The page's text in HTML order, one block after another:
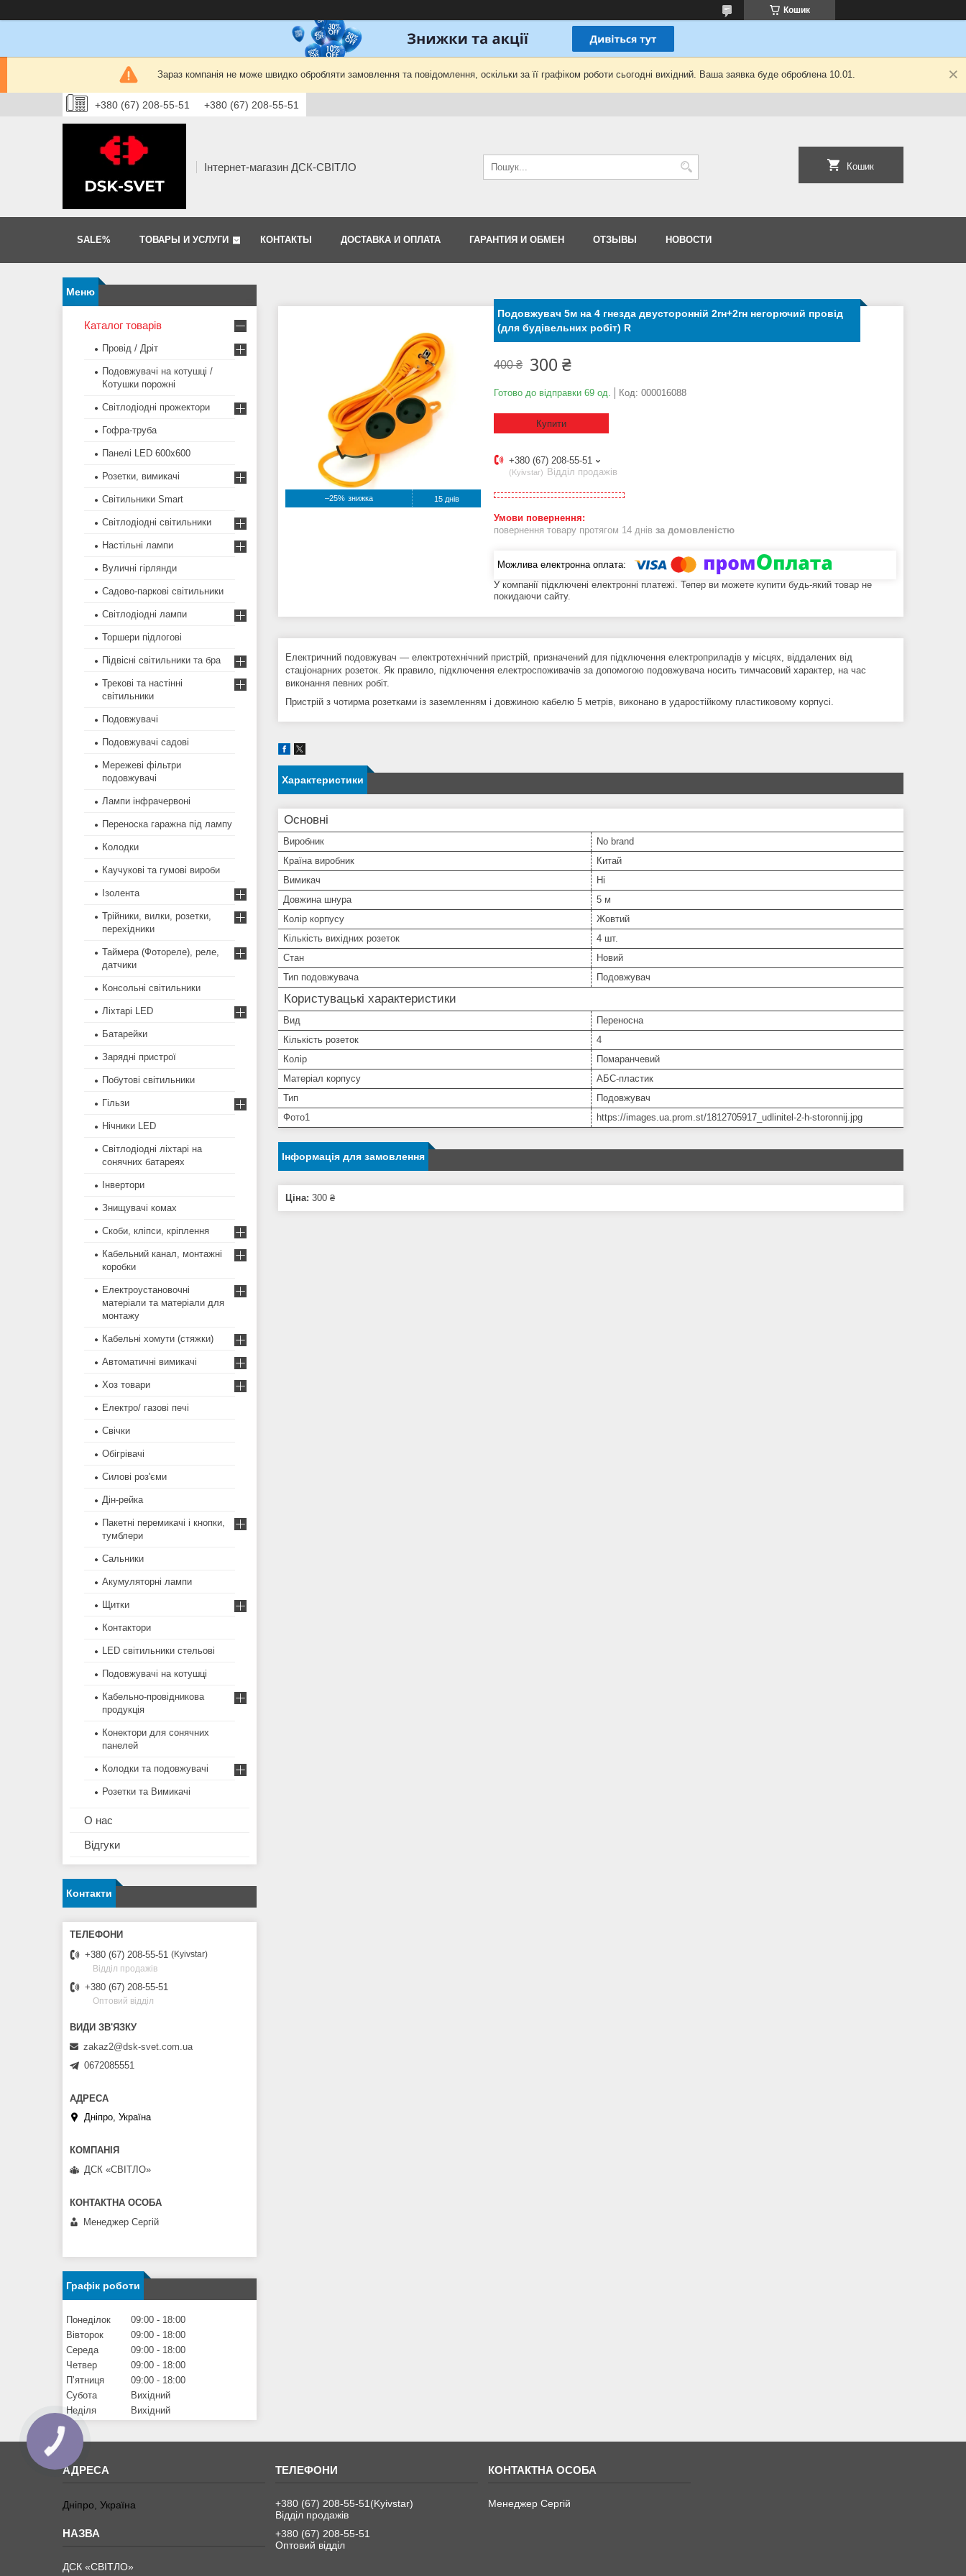
Кошик
Зараз компанія не може швидко обробляти замовлення та повідомлення, оскільки за її графіком роботи сьогодні вихідний. Ваша заявка буде оброблена 10.01.
+380 (67) 208-55-51 +380 (67) 208-55-51
Інтернет-магазин ДСК-СВІТЛО Кошик
SALE% ТОВАРЫ И УСЛУГИ КОНТАКТЫ ДОСТАВКА И ОПЛАТА ГАРАНТИЯ И ОБМЕН ОТЗЫВЫ НОВОСТИ
–25% 15 днів
Подовжувач 5м на 4 гнезда двусторонній 2rн+2rн негорючий провід
(для будівельних робіт) R
400 ₴ 300 ₴
Готово до відправки 69 од. Код: 000016088
Купити
+380 (67) 208-55-51
Kyivstar Відділ продажів
повернення товару протягом 14 днів за домовленістю
У компанії підключені електронні платежі. Тепер ви можете купити будь-який товар не
покидаючи сайту.
Електричний подовжувач — електротехнічний пристрій, призначений для підключення електроприладів у місцях, віддалених від
стаціонарних розеток. Як правило, підключення електроспоживачів за допомогою подовжувача носить тимчасовий характер, на час
виконання певних робіт.
Пристрій з чотирма розетками із заземленням і довжиною кабелю 5 метрів, виконано в ударостійкому пластиковому корпусі.
Характеристики
Основні
Виробник
No brand
Країна виробник
Китай
Вимикач
Ні
Довжина шнура
5 м
Колір корпусу
Жовтий
Кількість вихідних розеток
4 шт.
Стан
Новий
Тип подовжувача
Подовжувач
Користувацькі характеристики
Вид
Переносна
Кількість розеток
4
Колір
Помаранчевий
Матеріал корпусу
АБС-пластик
Тип
Подовжувач
Фото1
https://images.ua.prom.st/1812705917_udlinitel-2-h-storonnij.jpg
Інформація для замовлення
Ціна: 300 ₴
Каталог товарів
Провід / Дріт
Подовжувачі на котушці /
Котушки порожні
Світлодіодні прожектори
Гофра-труба
Панелі LED 600х600
Розетки, вимикачі
Світильники Smart
Світлодіодні світильники
Настільні лампи
Вуличні гірлянди
Садово-паркові світильники
Світлодіодні лампи
Торшери підлогові
Підвісні світильники та бра
Трекові та настінні
світильники
Подовжувачі
Подовжувачі садові
Мережеві фільтри
подовжувачі
Лампи інфрачервоні
Переноска гаражна під лампу
Колодки
Каучукові та гумові вироби
Ізолента
Трійники, вилки, розетки,
перехідники
Таймера (Фотореле), реле,
датчики
Консольні світильники
Ліхтарі LED
Батарейки
Зарядні пристрої
Побутові світильники
Гільзи
Нічники LED
Світлодіодні ліхтарі на
сонячних батареях
Інвертори
Знищувачі комах
Скоби, кліпси, кріплення
Кабельний канал, монтажні
коробки
Електроустановочні
матеріали та матеріали для
монтажу
Кабельні хомути (стяжки)
Автоматичні вимикачі
Хоз товари
Електро/ газові печі
Свічки
Обігрівачі
Силові роз'єми
Дін-рейка
Пакетні перемикачі і кнопки,
тумблери
Сальники
Акумуляторні лампи
Щитки
Контактори
LED світильники стельові
Подовжувачі на котушці
Кабельно-провідникова
продукція
Конектори для сонячних
панелей
Колодки та подовжувачі
Розетки та Вимикачі
О нас
Відгуки
Контакти
+380 (67) 208-55-51
Kyivstar
Відділ продажів
+380 (67) 208-55-51
Оптовий відділ
zakaz2@dsk-svet.com.ua
0672085551
Дніпро, Україна
ДСК «СВІТЛО»
Менеджер Сергій
Графік роботи
Понеділок 09:00
18:00
Вівторок
09:00
18:00
Середа
09:00
18:00
Четвер
09:00
18:00
Пʼятниця
09:00
18:00
Субота
Вихідний
Неділя
Вихідний
Дніпро, Україна
ДСК «СВІТЛО»
+380 (67) 208-55-51 Kyivstar
Відділ продажів
+380 (67) 208-55-51
Оптовий відділ
Менеджер Сергій